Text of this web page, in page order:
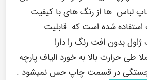
لباس ها از رنگ های با کیفیت
استفاده شده است که قابلیت
بدون افت رنگ را دارا
طی حرارت بالا به خورد الیاف پارچه
در قسمت چاپ حس نمیشود .